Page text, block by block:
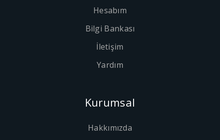
Hesabım
Bilgi Bankası
İletişim
Yardım
Kurumsal
Hakkımızda